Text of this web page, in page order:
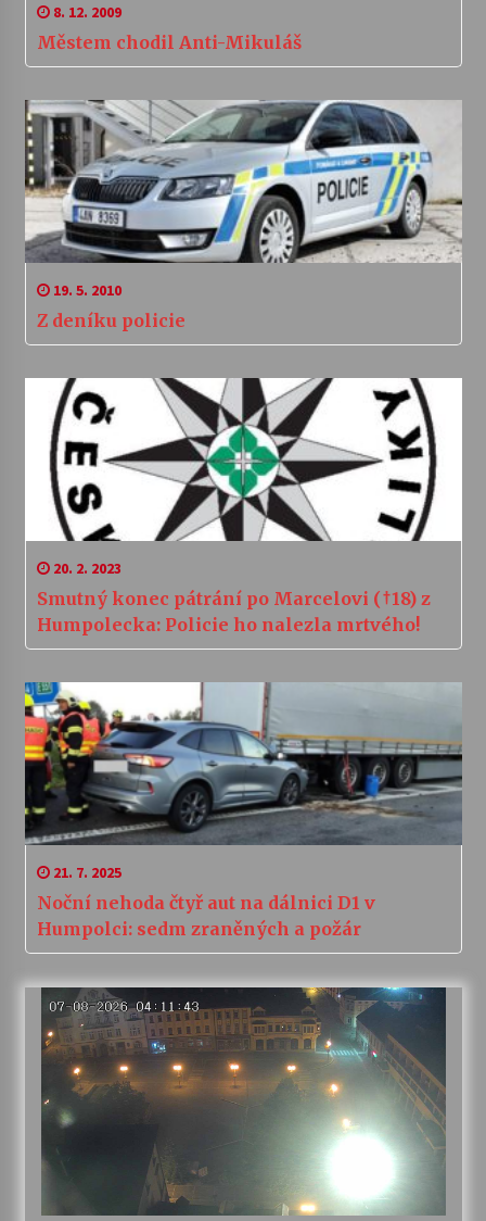
8. 12. 2009
Městem chodil Anti-Mikuláš
19. 5. 2010
Z deníku policie
20. 2. 2023
Smutný konec pátrání po Marcelovi (†18) z
Humpolecka: Policie ho nalezla mrtvého!
21. 7. 2025
Noční nehoda čtyř aut na dálnici D1 v
Humpolci: sedm zraněných a požár